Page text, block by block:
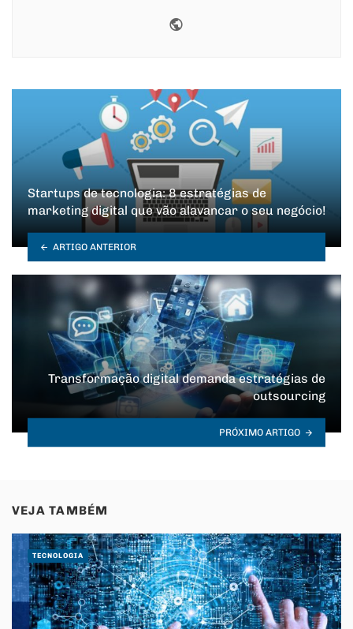
Startups de tecnologia: 8 estratégias de
marketing digital que vão alavancar o seu negócio!
ARTIGO ANTERIOR
Transformação digital demanda estratégias de
outsourcing
PRÓXIMO ARTIGO
VEJA TAMBÉM
TECNOLOGIA